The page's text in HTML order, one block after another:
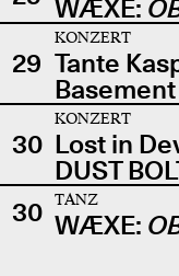
WÆXE:
29
KONZERT
Tante
30
KONZERT
Lost in
DUST
30
TANZ
WÆXE: